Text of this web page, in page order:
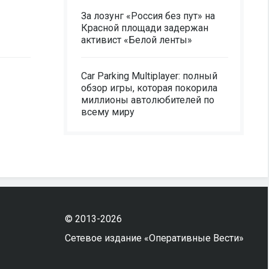
За лозунг «Россия без пут» на
Красной площади задержан
активист «Белой ленты»
Car Parking Multiplayer: полный
обзор игры, которая покорила
миллионы автолюбителей по
всему миру
© 2013-2026
Сетевое издание «Оперативные Вести»